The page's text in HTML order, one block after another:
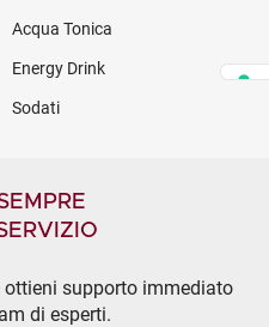
Acqua Tonica
Energy Drink
Sodati
supporto immediato
di esperti.